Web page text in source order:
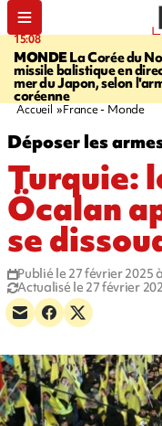
15:08
MONDELa Corée du
missile balistique en
mer du Japon, selon
coréenne
Accueil France - Monde
Déposer les
Turquie:
Öcalan
se
Publié le 27 février 2025
Actualisé le 27 février